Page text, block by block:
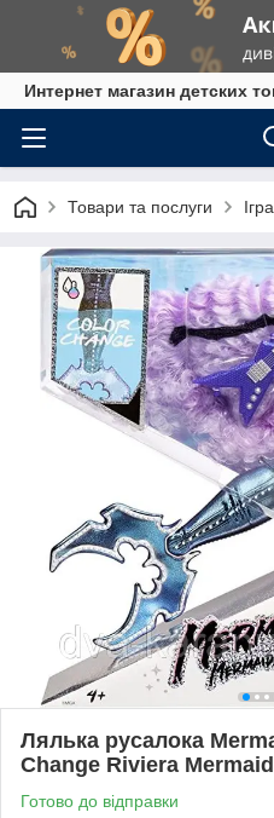
Интернет магазин детских
Товари та послуги
Лялька русалока
Change Riviera
Готово до відправки